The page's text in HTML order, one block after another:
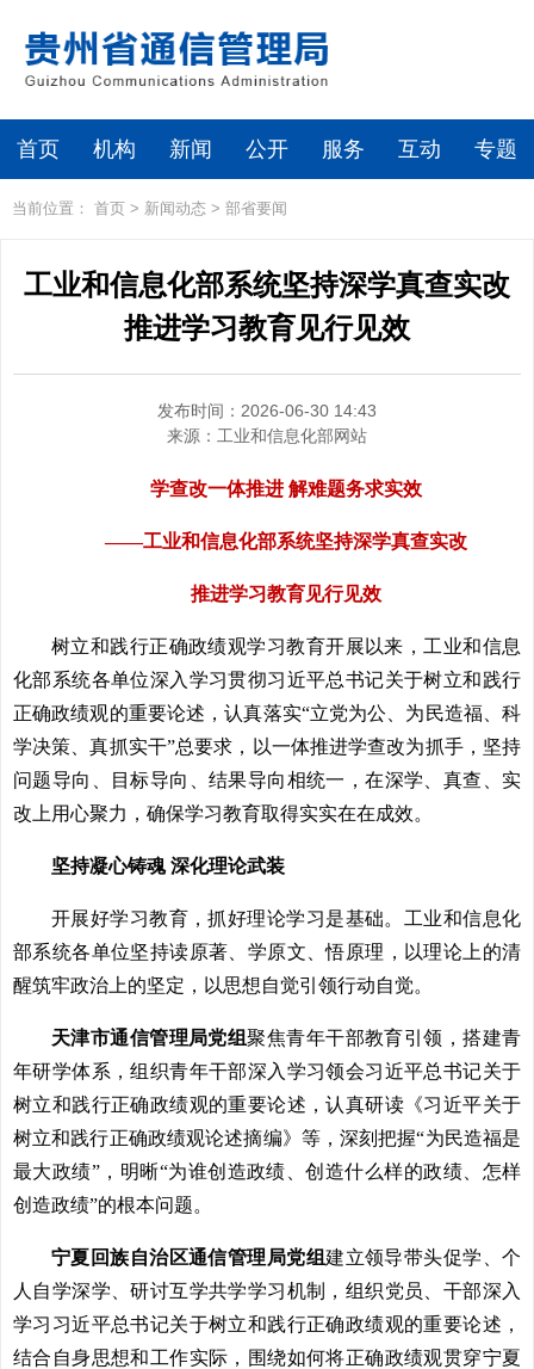
首页 机构 新闻 公开 服务 互动 专题
当前位置： 首页 > 新闻动态 > 部省要闻
工业和信息化部系统坚持深学真查实改
推进学习教育见行见效
发布时间：2026-06-30 14:43
来源： 工业和信息化部网站
学查改一体推进 解难题务求实效
——工业和信息化部系统坚持深学真查实改
推进学习教育见行见效
树立和践行正确政绩观学习教育开展以来，工业和信息
化部系统各单位深入学习贯彻习近平总书记关于树立和践行
正确政绩观的重要论述，认真落实“立党为公、为民造福、科
学决策、真抓实干”总要求，以一体推进学查改为抓手，坚持
问题导向、目标导向、结果导向相统一，在深学、真查、实
改上用心聚力，确保学习教育取得实实在在成效。
坚持凝心铸魂 深化理论武装
开展好学习教育，抓好理论学习是基础。工业和信息化
部系统各单位坚持读原著、学原文、悟原理，以理论上的清
醒筑牢政治上的坚定，以思想自觉引领行动自觉。
天津市通信管理局党组聚焦青年干部教育引领，搭建青
年研学体系，组织青年干部深入学习领会习近平总书记关于
树立和践行正确政绩观的重要论述，认真研读《习近平关于
树立和践行正确政绩观论述摘编》等，深刻把握“为民造福是
最大政绩”，明晰“为谁创造政绩、创造什么样的政绩、怎样
创造政绩”的根本问题。
宁夏回族自治区通信管理局党组建立领导带头促学、个
人自学深学、研讨互学共学学习机制，组织党员、干部深入
学习习近平总书记关于树立和践行正确政绩观的重要论述，
结合自身思想和工作实际，围绕如何将正确政绩观贯穿宁夏